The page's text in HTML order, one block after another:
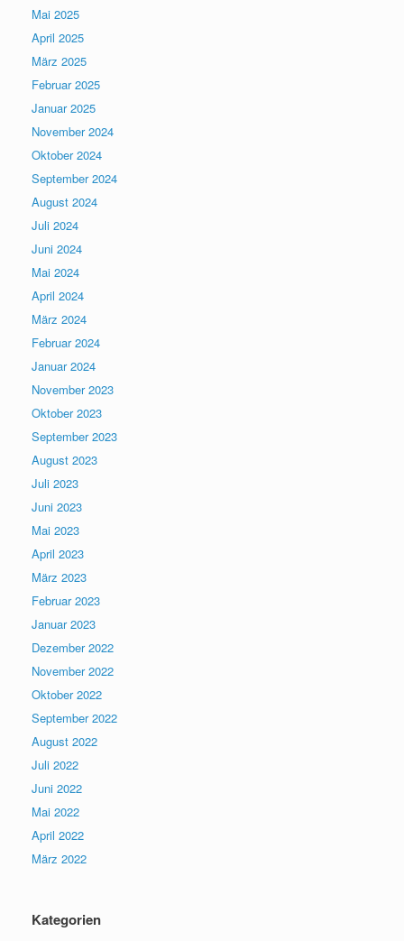
Mai 2025
April 2025
März 2025
Februar 2025
Januar 2025
November 2024
Oktober 2024
September 2024
August 2024
Juli 2024
Juni 2024
Mai 2024
April 2024
März 2024
Februar 2024
Januar 2024
November 2023
Oktober 2023
September 2023
August 2023
Juli 2023
Juni 2023
Mai 2023
April 2023
März 2023
Februar 2023
Januar 2023
Dezember 2022
November 2022
Oktober 2022
September 2022
August 2022
Juli 2022
Juni 2022
Mai 2022
April 2022
März 2022
Kategorien